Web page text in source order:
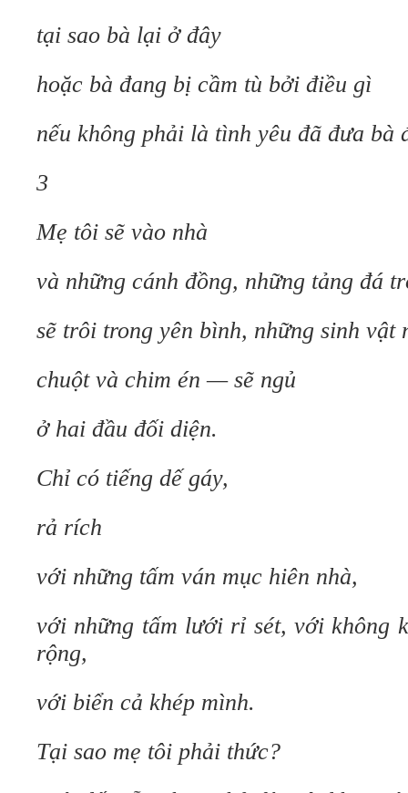
tại sao bà lại ở đây
hoặc bà đang bị cầm tù bởi điều gì
nếu không phải là tình yêu đã đưa bà
3
Mẹ tôi sẽ vào nhà
và những cánh đồng, những tảng đá
sẽ trôi trong yên bình, những sinh vật
chuột và chim én — sẽ ngủ
ở hai đầu đối diện.
Chỉ có tiếng dế gáy,
rả rích
với những tấm ván mục hiên nhà,
với những tấm lưới rỉ sét, với không
rộng,
với biển cả khép mình.
Tại sao mẹ tôi phải thức?